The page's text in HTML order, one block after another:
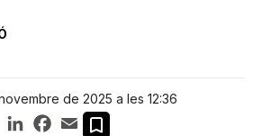
de 2025 a les 12:36
TelegramLinkedInFacebook
Email